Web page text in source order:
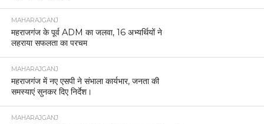
MAHARAJGANJ
महराजगंज के पूर्व ADM का जलवा, 16 अभ्यर्थियों ने
लहराया सफलता का परचम
MAHARAJGANJ
महराजगंज में नए एसपी ने संभाला कार्यभार, जनता की
समस्याएं सुनकर दिए निर्देश।
MAHARAJGANJ